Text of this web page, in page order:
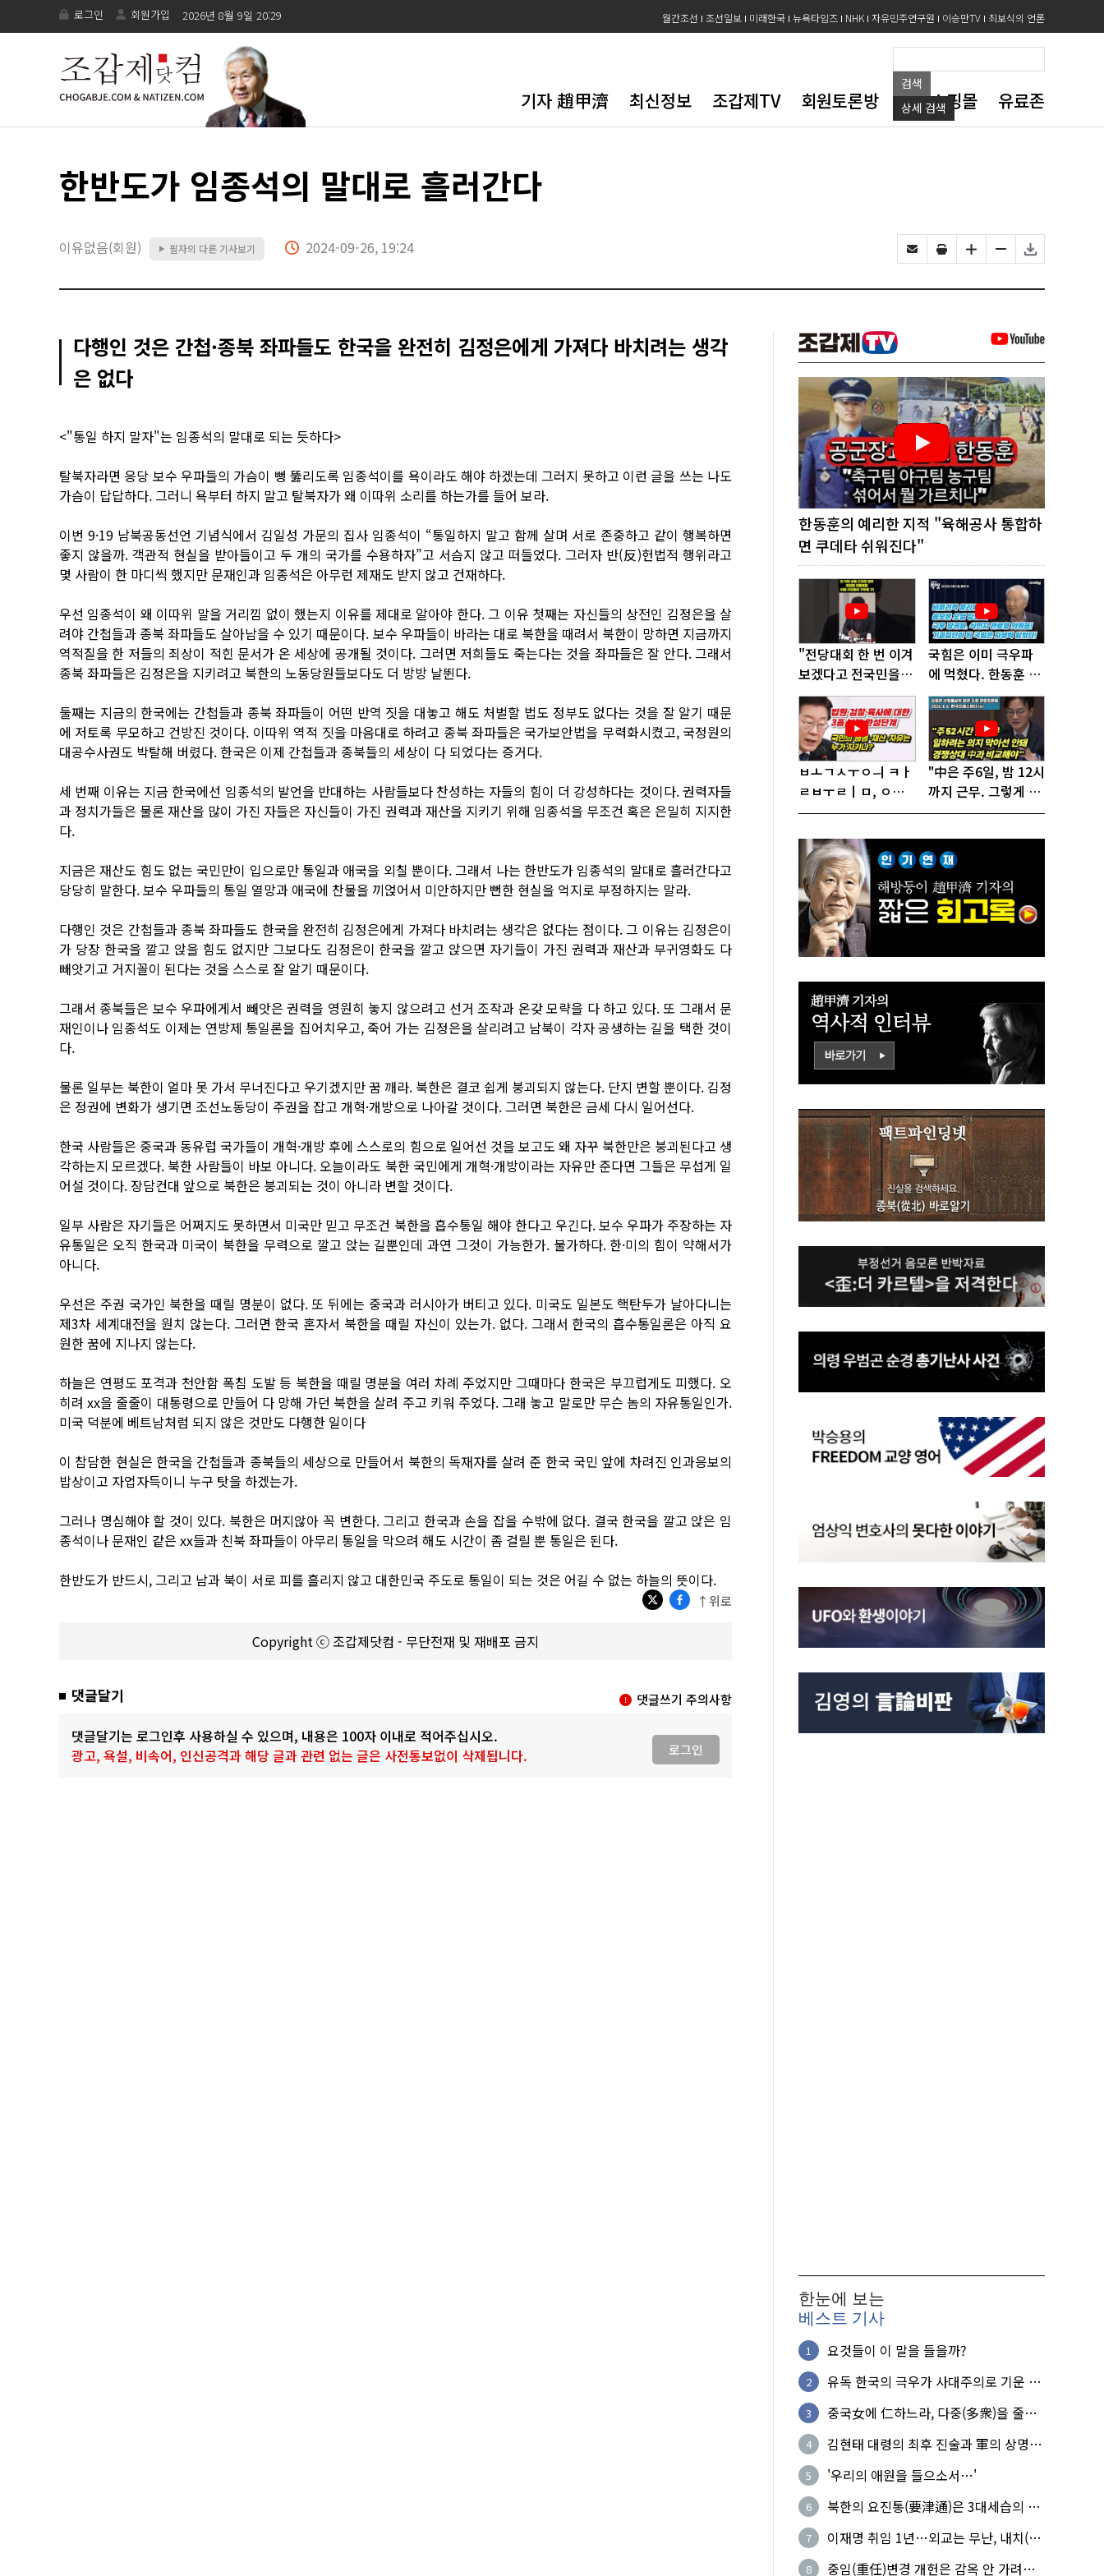
로그인 회원가입 2026년 8월 9일 20:29 월간조선 조선일보 미래한국 뉴욕타임즈 NHK 자유민주연구원 이승만TV 최보식의 언론
검색
상세 검색
기자 趙甲濟 최신정보 조갑제TV 회원토론방 도서쇼핑몰 유료존
한반도가 임종석의 말대로 흘러간다
이유없음(회원) ▶ 필자의 다른 기사보기 2024-09-26, 19:24
다행인 것은 간첩·종북 좌파들도 한국을 완전히 김정은에게 가져다 바치려는 생각
은 없다
<"통일 하지 말자"는 임종석의 말대로 되는 듯하다>
탈북자라면 응당 보수 우파들의 가슴이 뻥 뚫리도록 임종석이를 욕이라도 해야 하겠는데 그러지 못하고 이런 글을 쓰는 나도
가슴이 답답하다. 그러니 욕부터 하지 말고 탈북자가 왜 이따위 소리를 하는가를 들어 보라.
이번 9·19 남북공동선언 기념식에서 김일성 가문의 집사 임종석이 “통일하지 말고 함께 살며 서로 존중하고 같이 행복하면
좋지 않을까. 객관적 현실을 받아들이고 두 개의 국가를 수용하자”고 서슴지 않고 떠들었다. 그러자 반(反)헌법적 행위라고
몇 사람이 한 마디씩 했지만 문재인과 임종석은 아무런 제재도 받지 않고 건재하다.
우선 임종석이 왜 이따위 말을 거리낌 없이 했는지 이유를 제대로 알아야 한다. 그 이유 첫째는 자신들의 상전인 김정은을 살
려야 간첩들과 종북 좌파들도 살아남을 수 있기 때문이다. 보수 우파들이 바라는 대로 북한을 때려서 북한이 망하면 지금까지
역적질을 한 저들의 죄상이 적힌 문서가 온 세상에 공개될 것이다. 그러면 저희들도 죽는다는 것을 좌파들은 잘 안다. 그래서
종북 좌파들은 김정은을 지키려고 북한의 노동당원들보다도 더 방방 날뛴다.
둘째는 지금의 한국에는 간첩들과 종북 좌파들이 어떤 반역 짓을 대놓고 해도 처벌할 법도 정부도 없다는 것을 잘 알기 때문
에 저토록 무모하고 건방진 것이다. 이따위 역적 짓을 마음대로 하려고 종북 좌파들은 국가보안법을 무력화시켰고, 국정원의
대공수사권도 박탈해 버렸다. 한국은 이제 간첩들과 종북들의 세상이 다 되었다는 증거다.
세 번째 이유는 지금 한국에선 임종석의 발언을 반대하는 사람들보다 찬성하는 자들의 힘이 더 강성하다는 것이다. 권력자들
과 정치가들은 물론 재산을 많이 가진 자들은 자신들이 가진 권력과 재산을 지키기 위해 임종석을 무조건 혹은 은밀히 지지한
다.
지금은 재산도 힘도 없는 국민만이 입으로만 통일과 애국을 외칠 뿐이다. 그래서 나는 한반도가 임종석의 말대로 흘러간다고
당당히 말한다. 보수 우파들의 통일 열망과 애국에 찬물을 끼얹어서 미안하지만 뻔한 현실을 억지로 부정하지는 말라.
다행인 것은 간첩들과 종북 좌파들도 한국을 완전히 김정은에게 가져다 바치려는 생각은 없다는 점이다. 그 이유는 김정은이
가 당장 한국을 깔고 앉을 힘도 없지만 그보다도 김정은이 한국을 깔고 앉으면 자기들이 가진 권력과 재산과 부귀영화도 다
빼앗기고 거지꼴이 된다는 것을 스스로 잘 알기 때문이다.
그래서 종북들은 보수 우파에게서 빼앗은 권력을 영원히 놓지 않으려고 선거 조작과 온갖 모략을 다 하고 있다. 또 그래서 문
재인이나 임종석도 이제는 연방제 통일론을 집어치우고, 죽어 가는 김정은을 살리려고 남북이 각자 공생하는 길을 택한 것이
다.
물론 일부는 북한이 얼마 못 가서 무너진다고 우기겠지만 꿈 깨라. 북한은 결코 쉽게 붕괴되지 않는다. 단지 변할 뿐이다. 김정
은 정권에 변화가 생기면 조선노동당이 주권을 잡고 개혁·개방으로 나아갈 것이다. 그러면 북한은 금세 다시 일어선다.
한국 사람들은 중국과 동유럽 국가들이 개혁·개방 후에 스스로의 힘으로 일어선 것을 보고도 왜 자꾸 북한만은 붕괴된다고 생
각하는지 모르겠다. 북한 사람들이 바보 아니다. 오늘이라도 북한 국민에게 개혁·개방이라는 자유만 준다면 그들은 무섭게 일
어설 것이다. 장담컨대 앞으로 북한은 붕괴되는 것이 아니라 변할 것이다.
일부 사람은 자기들은 어쩌지도 못하면서 미국만 믿고 무조건 북한을 흡수통일 해야 한다고 우긴다. 보수 우파가 주장하는 자
유통일은 오직 한국과 미국이 북한을 무력으로 깔고 앉는 길뿐인데 과연 그것이 가능한가. 불가하다. 한·미의 힘이 약해서가
아니다.
우선은 주권 국가인 북한을 때릴 명분이 없다. 또 뒤에는 중국과 러시아가 버티고 있다. 미국도 일본도 핵탄두가 날아다니는
제3차 세계대전을 원치 않는다. 그러면 한국 혼자서 북한을 때릴 자신이 있는가. 없다. 그래서 한국의 흡수통일론은 아직 요
원한 꿈에 지나지 않는다.
하늘은 연평도 포격과 천안함 폭침 도발 등 북한을 때릴 명분을 여러 차례 주었지만 그때마다 한국은 부끄럽게도 피했다. 오
히려 xx을 줄줄이 대통령으로 만들어 다 망해 가던 북한을 살려 주고 키워 주었다. 그래 놓고 말로만 무슨 놈의 자유통일인가.
미국 덕분에 베트남처럼 되지 않은 것만도 다행한 일이다
이 참담한 현실은 한국을 간첩들과 종북들의 세상으로 만들어서 북한의 독재자를 살려 준 한국 국민 앞에 차려진 인과응보의
밥상이고 자업자득이니 누구 탓을 하겠는가.
그러나 명심해야 할 것이 있다. 북한은 머지않아 꼭 변한다. 그리고 한국과 손을 잡을 수밖에 없다. 결국 한국을 깔고 앉은 임
종석이나 문재인 같은 xx들과 친북 좌파들이 아무리 통일을 막으려 해도 시간이 좀 걸릴 뿐 통일은 된다.
한반도가 반드시, 그리고 남과 북이 서로 피를 흘리지 않고 대한민국 주도로 통일이 되는 것은 어길 수 없는 하늘의 뜻이다.
↑위로
Copyright ⓒ 조갑제닷컴 - 무단전재 및 재배포 금지
댓글달기 댓글쓰기 주의사항
댓글달기는 로그인후 사용하실 수 있으며, 내용은 100자 이내로 적어주십시오.
광고, 욕설, 비속어, 인신공격과 해당 글과 관련 없는 글은 사전통보없이 삭제됩니다.
로그인
한동훈의 예리한 지적 "육해공사 통합하
면 쿠데타 쉬워진다"
"전당대회 한 번 이겨
보겠다고 전국민을
'지옥문'으로 밀어!"
국힘은 이미 극우파
에 먹혔다. 한동훈 창
당이 답!
ㅂㅗㄱㅅㅜㅇㅢ ㅋㅏ
ㄹㅂㅜㄹㅣㅁ, ㅇㅙ
ㄱㅜㄱㅁㅣㄴㄷㅡㄹ
ㅎㅏㄴㅏ?
"中은 주6일, 밤 12시
까지 근무. 그렇게 일
해서 어떻게 경쟁하
한눈에 보는
베스트 기사
1 요것들이 이 말을 들을까?
2
유독 한국의 극우가 사대주의로 기운 이
3
중국女에 仁하느라, 다중(多衆)을 줄세
4
김현태 대령의 최후 진술과 軍의 상명하
5 '우리의 애원을 들으소서…'
6
북한의 요진통(要津通)은 3대세습의 사
7
이재명 취임 1년…외교는 무난, 내치(內
8 중임(重任)변경 개헌은 감옥 안 가려는